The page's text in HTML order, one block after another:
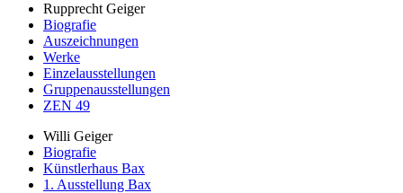
Rupprecht Geiger
Biografie
Auszeichnungen
Werke
Einzelausstellungen
Gruppenausstellungen
ZEN 49
Willi Geiger
Biografie
Künstlerhaus Bax
1. Ausstellung Bax